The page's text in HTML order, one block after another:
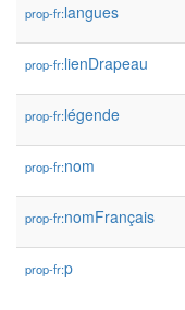
prop-fr:langues
prop-fr:lienDrapeau
prop-fr:légende
prop-fr:nom
prop-fr:nomFrançais
prop-fr:p